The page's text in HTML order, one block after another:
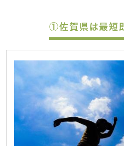
①佐賀県は最短